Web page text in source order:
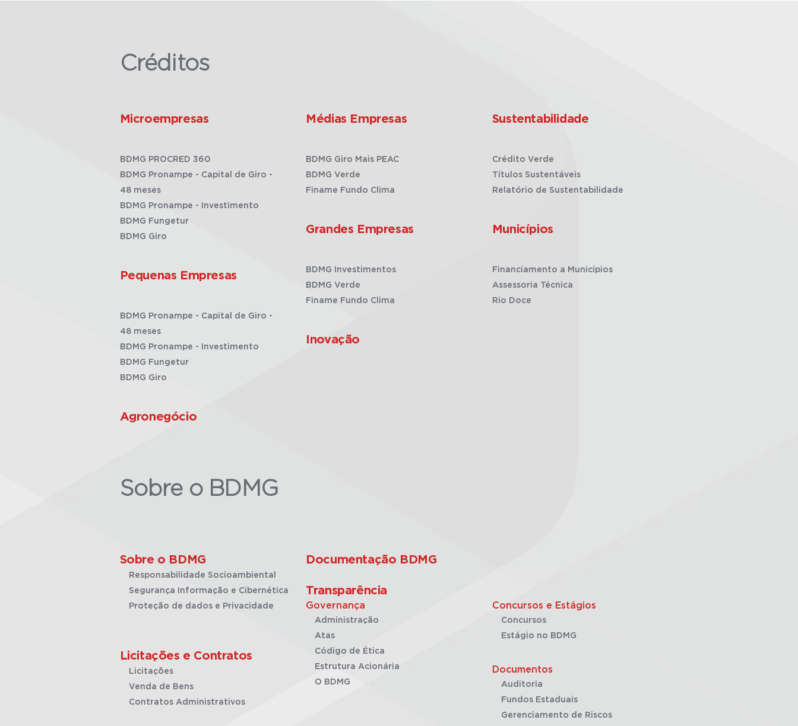
Créditos
Microempresas
BDMG PROCRED 360
BDMG Pronampe - Capital de Giro -
48 meses
BDMG Pronampe - Investimento
BDMG Fungetur
BDMG Giro
Pequenas Empresas
BDMG Pronampe - Capital de Giro -
48 meses
BDMG Pronampe - Investimento
BDMG Fungetur
BDMG Giro
Agronegócio
Médias Empresas
BDMG Giro Mais PEAC
BDMG Verde
Finame Fundo Clima
Grandes Empresas
BDMG Investimentos
BDMG Verde
Finame Fundo Clima
Inovação
Sustentabilidade
Crédito Verde
Títulos Sustentáveis
Relatório de Sustentabilidade
Municípios
Financiamento a Municípios
Assessoria Técnica
Rio Doce
Sobre o BDMG
Sobre o BDMG
Responsabilidade Socioambiental
Segurança Informação e Cibernética
Proteção de dados e Privacidade
Licitações e Contratos
Licitações
Venda de Bens
Contratos Administrativos
Documentação BDMG
Transparência
Governança
Administração
Atas
Código de Ética
Estrutura Acionária
O BDMG
Concursos e Estágios
Concursos
Estágio no BDMG
Documentos
Auditoria
Fundos Estaduais
Gerenciamento de Riscos